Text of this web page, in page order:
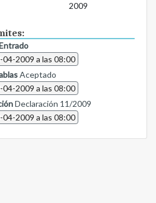
2009
2009 a las 08:00
Aceptado
2009 a las 08:00
Declaración 11/2009
2009 a las 08:00